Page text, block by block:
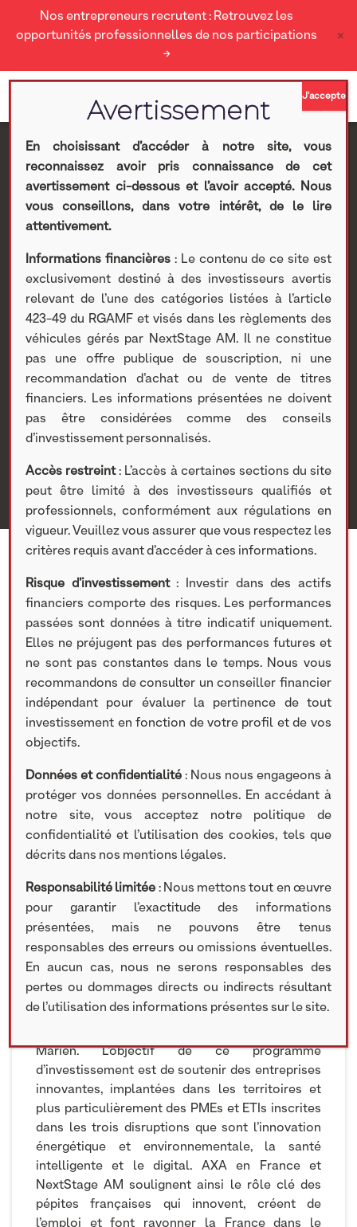
Nos entrepreneurs recrutent : Retrouvez les
opportunités professionnelles de nos participations
→
×
Visite des locaux de
Mathematic Studio par
les équipes de direction
d’AXA et de NextStage
AM
Nextstage AM>Actualités Nextstage AM>Nos
participations
>Investissements non cotés> Actualités
Visite des locaux de Mathematic Studio par les équipes
ACTUALITÉS
1 JUILLET 2024
Mathematic Studio, acteur incontournable de
création de VFX et d’animation 3D français, a
accueilli les équipes de direction d’AXA en
France et celles de NextStage AM dans ses
locaux.
Cette visite, inscrite dans le cadre du programme
d’investissement Pépites et Territoires by AXA
France & NextStage AM, était l’opportunité pour
AXA de rencontrer toutes les équipes de
Marien. L’objectif de ce programme
d’investissement est de soutenir des entreprises
innovantes, implantées dans les territoires et
plus particulièrement des PMEs et ETIs inscrites
dans les trois disruptions que sont l’innovation
énergétique et environnementale, la santé
intelligente et le digital. AXA en France et
NextStage AM soulignent ainsi le rôle clé des
pépites françaises qui innovent, créent de
l’emploi et font rayonner la France dans le
En choisissant d’accéder à notre site, vous
reconnaissez avoir pris connaissance de cet
avertissement ci-dessous et l’avoir accepté. Nous
vous conseillons, dans votre intérêt, de le lire
attentivement.
Informations financières : Le contenu de ce site est
exclusivement destiné à des investisseurs avertis
relevant de l’une des catégories listées à l’article
423-49 du RGAMF et visés dans les règlements des
véhicules gérés par NextStage AM. Il ne constitue
pas une offre publique de souscription, ni une
recommandation d’achat ou de vente de titres
financiers. Les informations présentées ne doivent
pas être considérées comme des conseils
d’investissement personnalisés.
Accès restreint: L’accès à certaines sections du site
peut être limité à des investisseurs qualifiés et
professionnels, conformément aux régulations en
vigueur. Veuillez vous assurer que vous respectez les
critères requis avant d’accéder à ces informations.
Risque d’investissement: Investir dans des actifs
financiers comporte des risques. Les performances
passées sont données à titre indicatif uniquement.
Elles ne préjugent pas des performances futures et
ne sont pas constantes dans le temps. Nous vous
recommandons de consulter un conseiller financier
indépendant pour évaluer la pertinence de tout
investissement en fonction de votre profil et de vos
objectifs.
Données et confidentialité : Nous nous engageons à
protéger vos données personnelles. En accédant à
notre site, vous acceptez notre politique de
confidentialité et l’utilisation des cookies, tels que
décrits dans nos mentions légales.
Responsabilité limitée : Nous mettons tout en œuvre
pour garantir l’exactitude des informations
présentées, mais ne pouvons être tenus
responsables des erreurs ou omissions éventuelles.
En aucun cas, nous ne serons responsables des
pertes ou dommages directs ou indirects résultant
de l’utilisation des informations présentes sur le site.